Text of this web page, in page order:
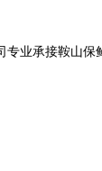
业承接鞍山